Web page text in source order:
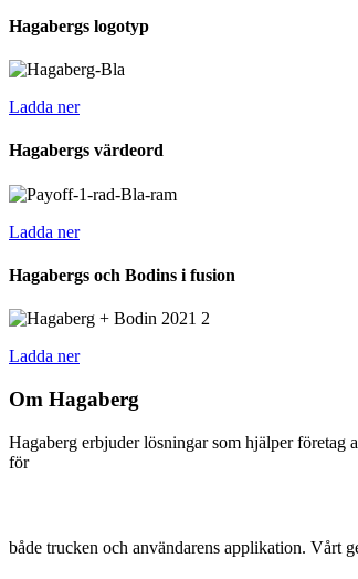
Hagabergs logotyp
Ladda ner
Hagabergs värdeord
Ladda ner
Hagabergs och Bodins i fusion
Ladda ner
Om Hagaberg
Hagaberg erbjuder lösningar som hjälper företag
för
både trucken och användarens applikation. Vårt